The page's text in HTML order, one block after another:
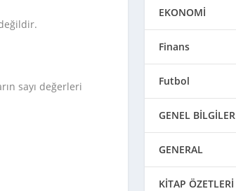
sayı değerleri
EKONOMİ
Finans
Futbol
GENEL BİLGİLER
GENERAL
KİTAP ÖZETLERİ